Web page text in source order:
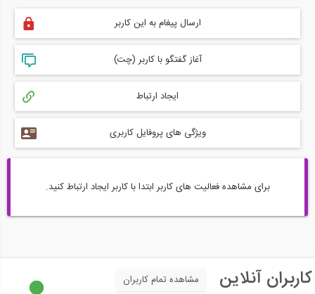
ارسال پیغام به این کاربر
آغاز گفتگو با کاربر (چت)
ایجاد ارتباط
ویژگی های پروفایل کاربری
برای مشاهده فعالیت های کاربر ابتدا با کاربر ایجاد ارتباط کنید.
کاربران آنلاین مشاهده تمام کاربران